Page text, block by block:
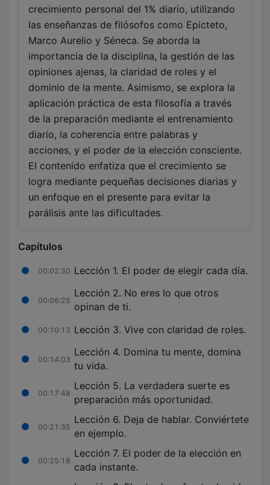
crecimiento personal del 1% diario, utilizando
las enseñanzas de filósofos como Epicteto,
Marco Aurelio y Séneca. Se aborda la
importancia de la disciplina, la gestión de las
opiniones ajenas, la claridad de roles y el
dominio de la mente. Asimismo, se explora la
aplicación práctica de esta filosofía a través
de la preparación mediante el entrenamiento
diario, la coherencia entre palabras y
acciones, y el poder de la elección consciente.
El contenido enfatiza que el crecimiento se
logra mediante pequeñas decisiones diarias y
un enfoque en el presente para evitar la
parálisis ante las dificultades.
Capítulos
00:02:30 Lección 1. El poder de elegir cada día.
00:06:25
Lección 2. No eres lo que otros
opinan de ti.
00:10:13 Lección 3. Vive con claridad de roles.
00:14:03
Lección 4. Domina tu mente, domina
tu vida.
00:17:48
Lección 5. La verdadera suerte es
preparación más oportunidad.
00:21:35
Lección 6. Deja de hablar. Conviértete
en ejemplo.
00:25:18
Lección 7. El poder de la elección en
cada instante.